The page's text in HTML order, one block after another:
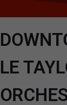
LE